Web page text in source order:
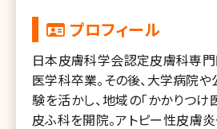
プロフィール
日本皮膚科学会認定皮膚科専
医学科卒業。その後、大学病院
験を活かし、地域の「かかりつけ
皮ふ科を開院。アトピー性皮膚